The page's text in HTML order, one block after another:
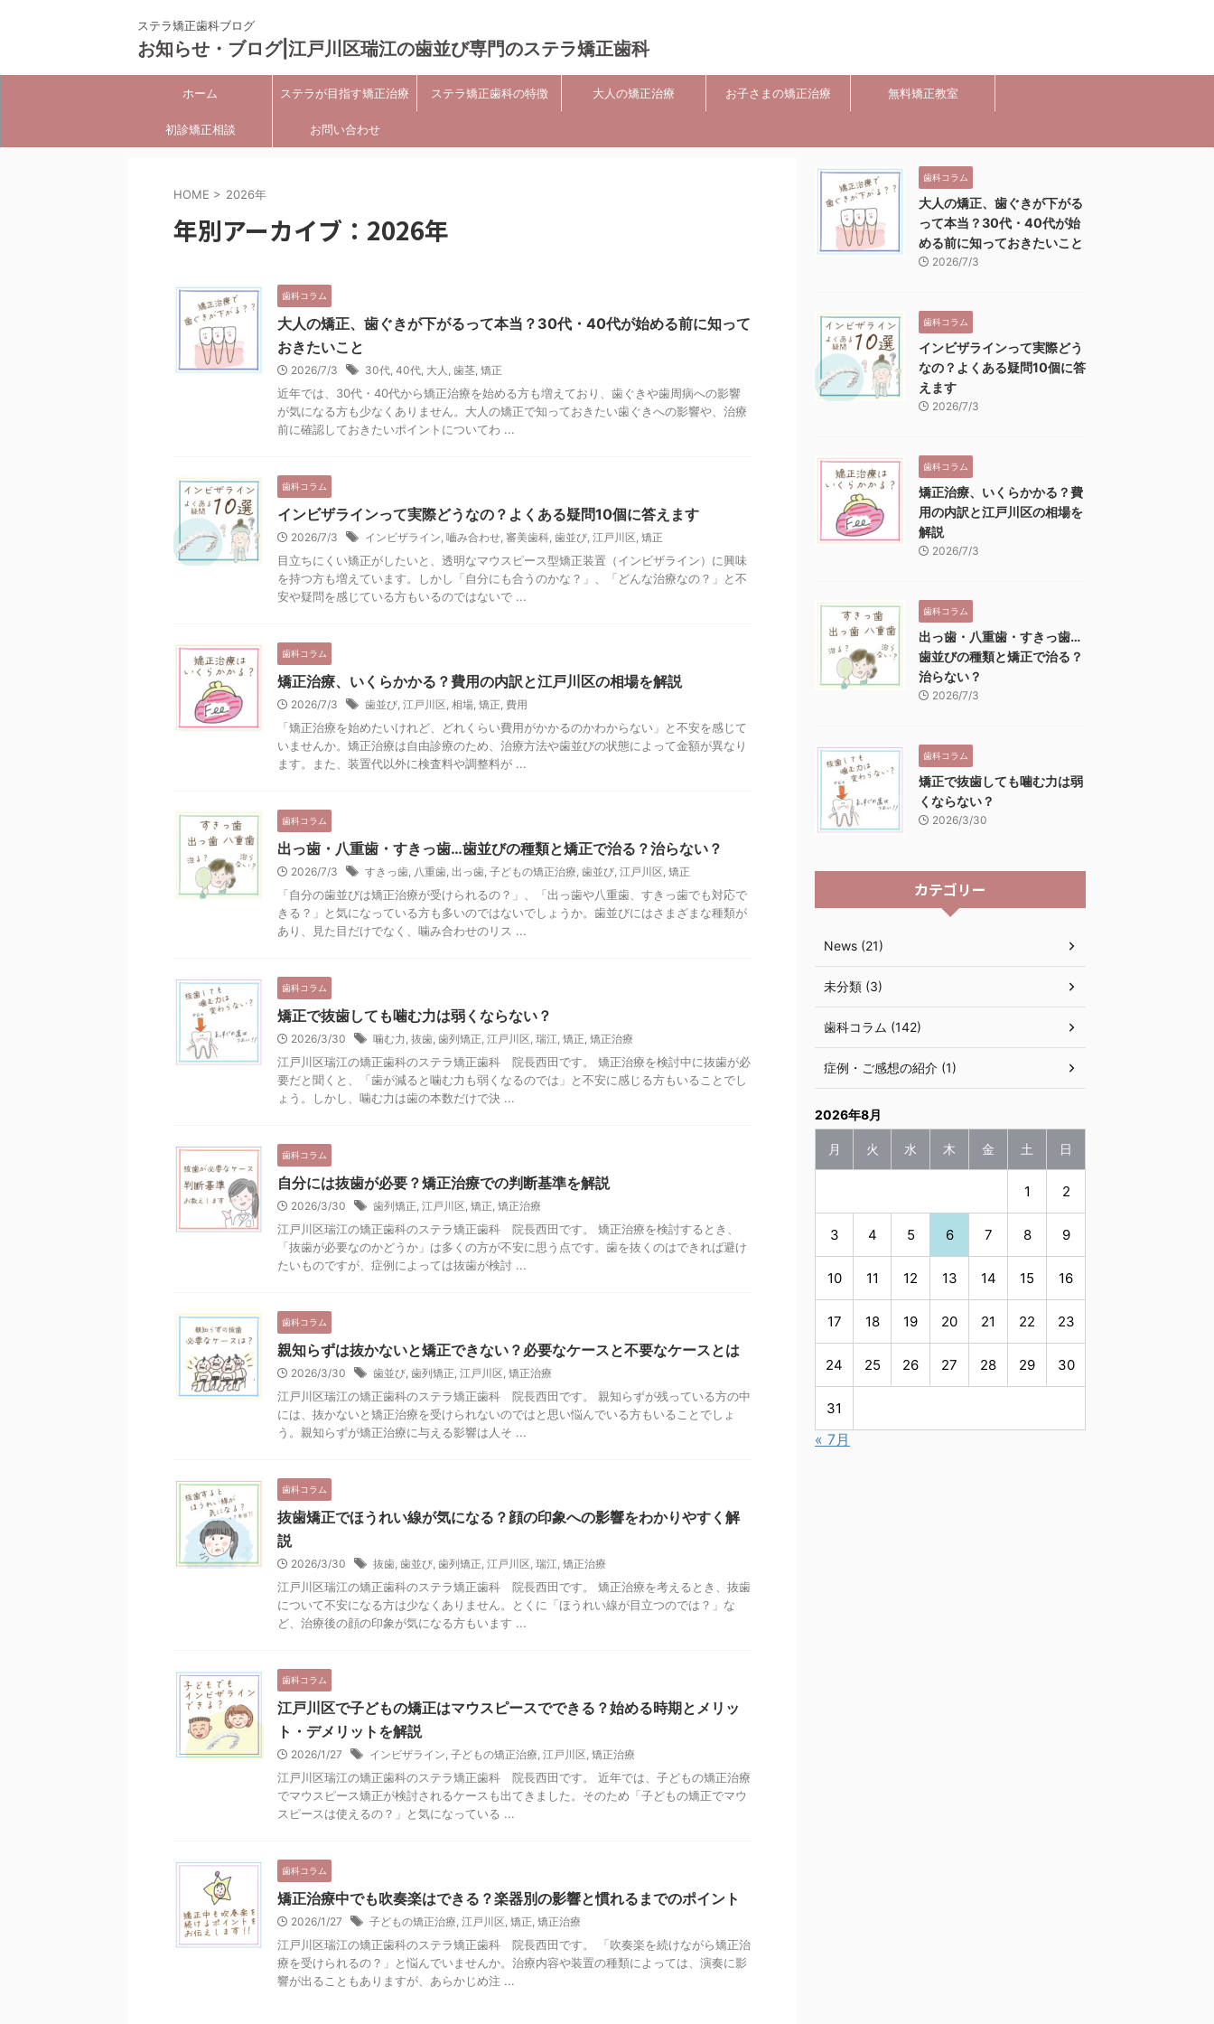
ステラ矯正歯科ブログ
お知らせ・ブログ|江戸川区瑞江の歯並び専門のステラ矯正歯科
ホーム ステラが目指す矯正治療 ステラ矯正歯科の特徴 大人の矯正治療 お子さまの矯正治療 無料矯正教室
初診矯正相談 お問い合わせ
HOME > 2026年
年別アーカイブ：2026年
歯科コラム
大人の矯正、歯ぐきが下がるって本当？30代・40代が始める前に知って
おきたいこと
2026/7/3 30代, 40代, 大人 , 歯茎, 矯正
近年では、30代・40代から矯正治療を始める方も増えており、歯ぐきや歯周病への影響
が気になる方も少なくありません。大人の矯正で知っておきたい歯ぐきへの影響や、治療
前に確認しておきたいポイントについてわ ...
歯科コラム
インビザラインって実際どうなの？よくある疑問10個に答えます
2026/7/3 インビザライン, 嚙み合わせ, 審美歯科, 歯並び, 江戸川区, 矯正
目立ちにくい矯正がしたいと、透明なマウスピース型矯正装置（インビザライン）に興味
を持つ方も増えています。しかし「自分にも合うのかな？」、「どんな治療なの？」と不
安や疑問を感じている方もいるのではないで ...
歯科コラム
矯正治療、いくらかかる？費用の内訳と江戸川区の相場を解説
2026/7/3 歯並び, 江戸川区, 相場, 矯正, 費用
「矯正治療を始めたいけれど、どれくらい費用がかかるのかわからない」と不安を感じて
いませんか。矯正治療は自由診療のため、治療方法や歯並びの状態によって金額が異なり
ます。また、装置代以外に検査料や調整料が ...
歯科コラム
出っ歯・八重歯・すきっ歯…歯並びの種類と矯正で治る？治らない？
2026/7/3 すきっ歯, 八重歯, 出っ歯, 子どもの矯正治療, 歯並び, 江戸川区, 矯正
「自分の歯並びは矯正治療が受けられるの？」、「出っ歯や八重歯、すきっ歯でも対応で
きる？」と気になっている方も多いのではないでしょうか。歯並びにはさまざまな種類が
あり、見た目だけでなく、噛み合わせのリス ...
歯科コラム
矯正で抜歯しても噛む力は弱くならない？
2026/3/30 噛む力, 抜歯, 歯列矯正, 江戸川区, 瑞江, 矯正, 矯正治療
江戸川区瑞江の矯正歯科のステラ矯正歯科 院長西田です。 矯正治療を検討中に抜歯が必
要だと聞くと、「歯が減ると噛む力も弱くなるのでは」と不安に感じる方もいることでし
ょう。しかし、噛む力は歯の本数だけで決 ...
歯科コラム
自分には抜歯が必要？矯正治療での判断基準を解説
2026/3/30 歯列矯正, 江戸川区, 矯正, 矯正治療
江戸川区瑞江の矯正歯科のステラ矯正歯科 院長西田です。 矯正治療を検討するとき、
「抜歯が必要なのかどうか」は多くの方が不安に思う点です。歯を抜くのはできれば避け
たいものですが、症例によっては抜歯が検討 ...
歯科コラム
親知らずは抜かないと矯正できない？必要なケースと不要なケースとは
2026/3/30 歯並び, 歯列矯正, 江戸川区, 矯正治療
江戸川区瑞江の矯正歯科のステラ矯正歯科 院長西田です。 親知らずが残っている方の中
には、抜かないと矯正治療を受けられないのではと思い悩んでいる方もいることでしょ
う。親知らずが矯正治療に与える影響は人そ ...
歯科コラム
抜歯矯正でほうれい線が気になる？顔の印象への影響をわかりやすく解
説
2026/3/30 抜歯, 歯並び, 歯列矯正, 江戸川区, 瑞江, 矯正治療
江戸川区瑞江の矯正歯科のステラ矯正歯科 院長西田です。 矯正治療を考えるとき、抜歯
について不安になる方は少なくありません。とくに「ほうれい線が目立つのでは？」な
ど、治療後の顔の印象が気になる方もいます ...
歯科コラム
江戸川区で子どもの矯正はマウスピースでできる？始める時期とメリッ
ト・デメリットを解説
2026/1/27 インビザライン, 子どもの矯正治療, 江戸川区, 矯正治療
江戸川区瑞江の矯正歯科のステラ矯正歯科 院長西田です。 近年では、子どもの矯正治療
でマウスピース矯正が検討されるケースも出てきました。そのため「子どもの矯正でマウ
スピースは使えるの？」と気になっている ...
歯科コラム
矯正治療中でも吹奏楽はできる？楽器別の影響と慣れるまでのポイント
2026/1/27 子どもの矯正治療, 江戸川区, 矯正, 矯正治療
江戸川区瑞江の矯正歯科のステラ矯正歯科 院長西田です。 「吹奏楽を続けながら矯正治
療を受けられるの？」と悩んでいませんか。治療内容や装置の種類によっては、演奏に影
響が出ることもありますが、あらかじめ注 ...
歯科コラム
大人の矯正、歯ぐきが下がる
って本当？30代・40代が始
める前に知っておきたいこと
2026/7/3
歯科コラム
インビザラインって実際どう
なの？よくある疑問10個に答
えます
2026/7/3
歯科コラム
矯正治療、いくらかかる？費
用の内訳と江戸川区の相場を
解説
2026/7/3
歯科コラム
出っ歯・八重歯・すきっ歯…
歯並びの種類と矯正で治る？
治らない？
2026/7/3
歯科コラム
矯正で抜歯しても噛む力は弱
くならない？
2026/3/30
カテゴリー
News (21)
未分類 (3)
歯科コラム (142)
症例・ご感想の紹介 (1)
2026年8月
月 火 水 木 金 土 日
1 2
3 4 5 6 7 8 9
10 11 12 13 14 15 16
17 18 19 20 21 22 23
24 25 26 27 28 29 30
31
« 7月